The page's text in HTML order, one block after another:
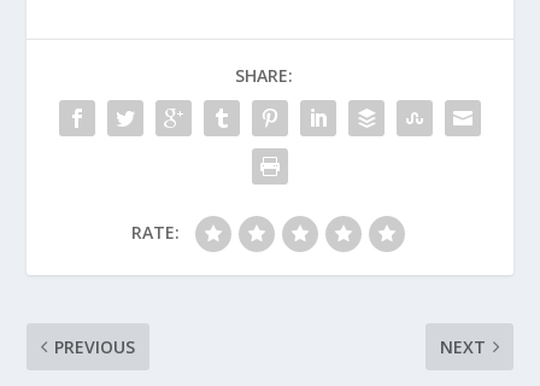
SHARE:
RATE:
PREVIOUS NEXT